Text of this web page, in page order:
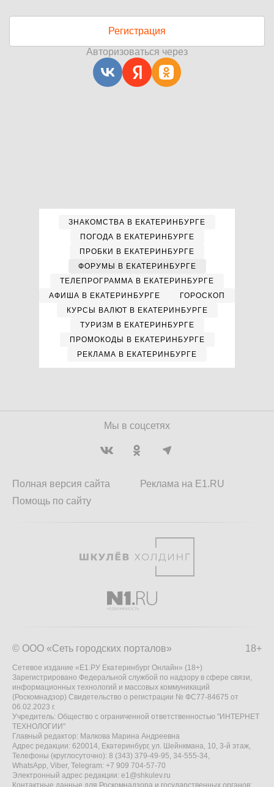
Регистрация
Авторизоваться через
ЗНАКОМСТВА В ЕКАТЕРИНБУРГЕ
ПОГОДА В ЕКАТЕРИНБУРГЕ
ПРОБКИ В ЕКАТЕРИНБУРГЕ
ФОРУМЫ В ЕКАТЕРИНБУРГЕ
ТЕЛЕПРОГРАММА В ЕКАТЕРИНБУРГЕ
АФИША В ЕКАТЕРИНБУРГЕ
ГОРОСКОП
КУРСЫ ВАЛЮТ В ЕКАТЕРИНБУРГЕ
ТУРИЗМ В ЕКАТЕРИНБУРГЕ
ПРОМОКОДЫ В ЕКАТЕРИНБУРГЕ
РЕКЛАМА В ЕКАТЕРИНБУРГЕ
Мы в соцсетях
Полная версия сайта
Помощь по сайту
Реклама на E1.RU
18+
© ООО «Сеть городских порталов»
Сетевое издание «Е1.РУ Екатеринбург Онлайн» (18+)
Зарегистрировано Федеральной службой по надзору в сфере связи,
информационных технологий и массовых коммуникаций
(Роскомнадзор) Свидетельство о регистрации № ФС77-84675 от
06.02.2023 г.
Учредитель: Общество с ограниченной ответственностью "ИНТЕРНЕТ
ТЕХНОЛОГИИ"
Главный редактор: Малкова Марина Андреевна
Адрес редакции: 620014, Екатеринбург, ул. Шейнкмана, 10, 3-й этаж,
Телефоны (круглосуточно): 8 (343) 379-49-95, 34-555-34,
WhatsApp, Viber, Telegram: +7 909 704-57-70
Электронный адрес редакции: e1@shkulev.ru
Контактные данные для Роскомнадзора и государственных органов: